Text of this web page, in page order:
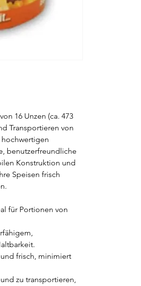
16 Unzen (ca. 473
Transportieren von
hochwertigen
benutzerfreundliche
Konstruktion und
Speisen frisch
für Portionen von
frisch, minimiert
zu transportieren,